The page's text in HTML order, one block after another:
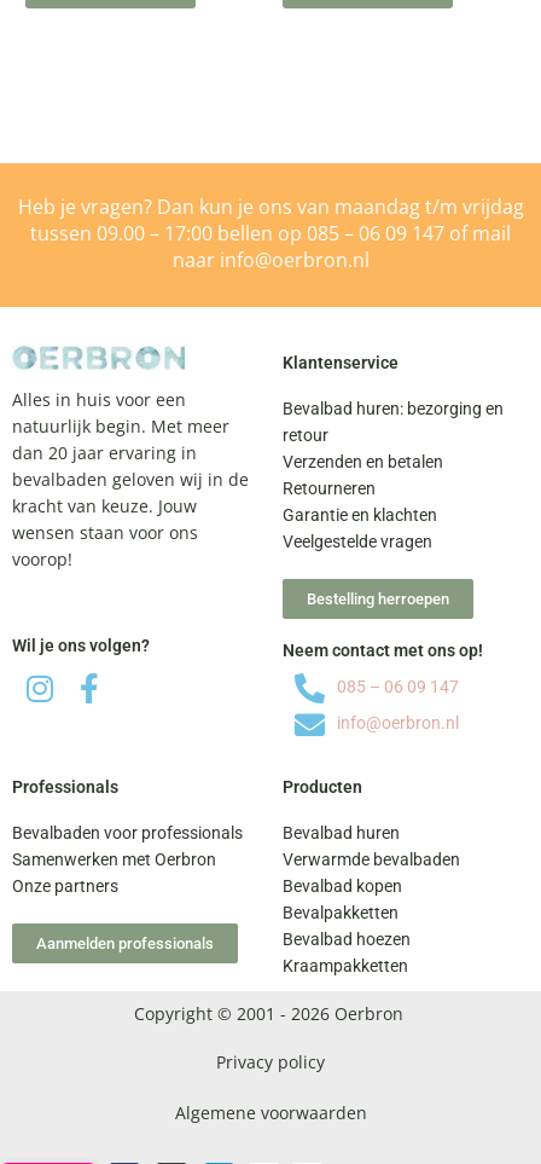
Heb je vragen? Dan kun je ons van maandag t/m vrijdag
tussen 09.00 – 17:00 bellen op 085 – 06 09 147 of mail
naar info@oerbron.nl
Alles in huis voor een
natuurlijk begin. Met meer
dan 20 jaar ervaring in
bevalbaden geloven wij in de
kracht van keuze. Jouw
wensen staan voor ons
voorop!
Wil je ons volgen?
Klantenservice
Bevalbad huren: bezorging en
retour
Verzenden en betalen
Retourneren
Garantie en klachten
Veelgestelde vragen
Bestelling herroepen
Neem contact met ons op!
085 – 06 09 147
info@oerbron.nl
Professionals
Bevalbaden voor professionals
Samenwerken met Oerbron
Onze partners
Aanmelden professionals
Producten
Bevalbad huren
Verwarmde bevalbaden
Bevalbad kopen
Bevalpakketten
Bevalbad hoezen
Kraampakketten
Copyright © 2001 - 2026 Oerbron
Privacy policy
Algemene voorwaarden